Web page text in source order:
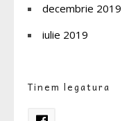
decembrie 2019
iulie 2019
Tinem legatura